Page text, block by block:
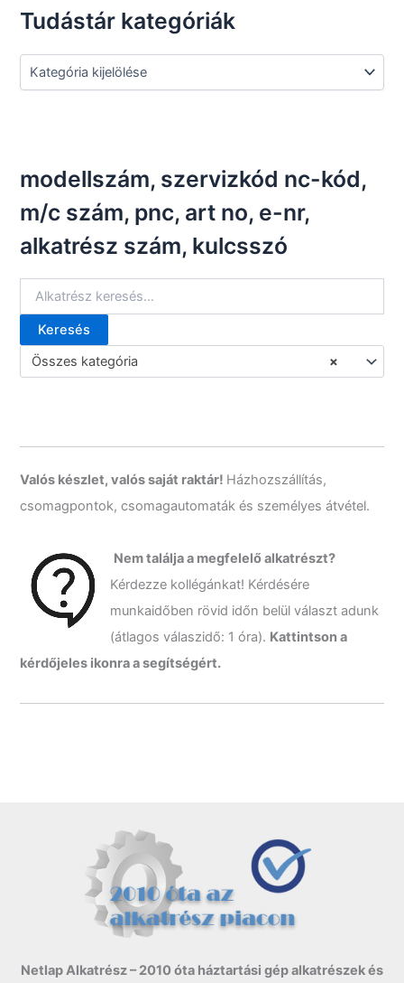
Tudástár kategóriák
T
r
k
a
t
g
r
á
modellszám, szervizkód nc-kód,
m/c szám, pnc, art no, e-nr,
alkatrész szám, kulcsszó
e
k
v
e
Keresés
×
Összes kategória
Valós készlet, valós saját raktár! Házhozszállítás,
csomagpontok, csomagautomaták és személyes átvétel.
Nem találja a megfelelő alkatrészt?
Kérdezze kollégánkat! Kérdésére
munkaidőben rövid időn belül választ adunk
(átlagos válaszidő: 1 óra). Kattintson a
kérdőjeles ikonra a segítségért.
Netlap Alkatrész – 2010 óta háztartási gép alkatrészek és